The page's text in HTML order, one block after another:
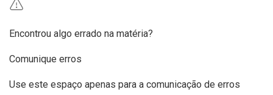
Encontrou algo errado na matéria?
Comunique erros
Use este espaço apenas para a comunicação de erros